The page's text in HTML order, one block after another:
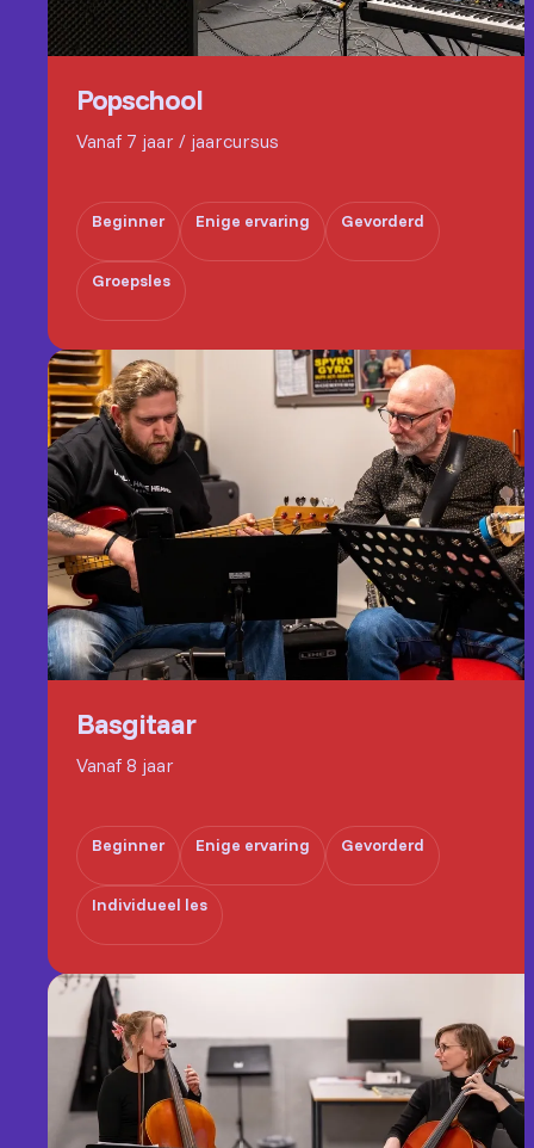
Popschool
Vanaf 7 jaar / jaarcursus
Beginner Enige ervaring Gevorderd
Groepsles
Basgitaar
Vanaf 8 jaar
Beginner Enige ervaring Gevorderd
Individueel les